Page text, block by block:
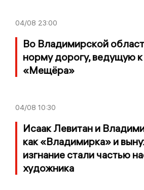
04/08 23:00
Во Владимирской
норму дорогу, ведущую к
«Мещёра»
04/08 10:30
Исаак Левитан и
как «Владимирка» и
изгнание стали частью
художника